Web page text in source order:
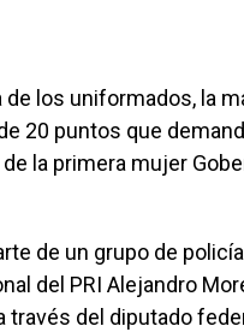
los uniformados, la
20 puntos que
la primera mujer
de un grupo de
del PRI Alejandro
del diputado